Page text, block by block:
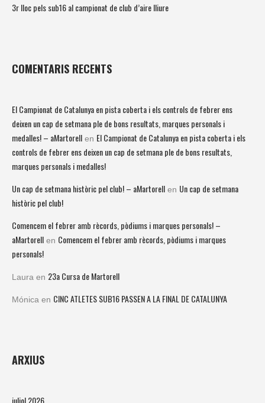
3r lloc pels sub16 al campionat de club d’aire lliure
COMENTARIS RECENTS
El Campionat de Catalunya en pista coberta i els controls de febrer ens
deixen un cap de setmana ple de bons resultats, marques personals i
medalles! – aMartorell en El Campionat de Catalunya en pista coberta i els
controls de febrer ens deixen un cap de setmana ple de bons resultats,
marques personals i medalles!
Un cap de setmana històric pel club! – aMartorell en Un cap de setmana
històric pel club!
Comencem el febrer amb rècords, pòdiums i marques personals! –
aMartorell en Comencem el febrer amb rècords, pòdiums i marques
personals!
Laura en 23a Cursa de Martorell
Mónica en CINC ATLETES SUB16 PASSEN A LA FINAL DE CATALUNYA
ARXIUS